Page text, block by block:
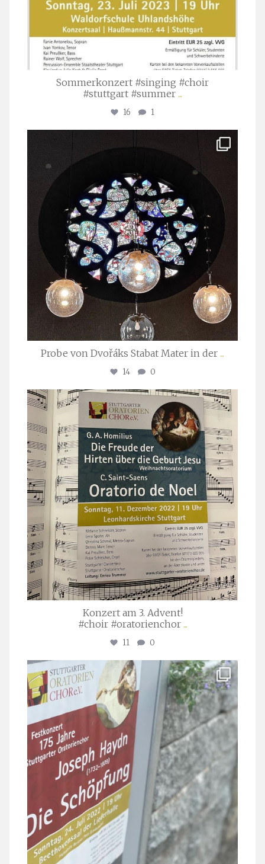
Sommerkonzert #singing #choir
#stuttgart #summer ...
16 1
Apr. 1
Probe von Dvořáks Stabat Mater in der ...
14 0
stuttgarter_oratorienchor
Nov. 29
Konzert am 3. Advent!
#choir #oratorienchor ...
11 0
stuttgarter_oratorienchor
Juli 23